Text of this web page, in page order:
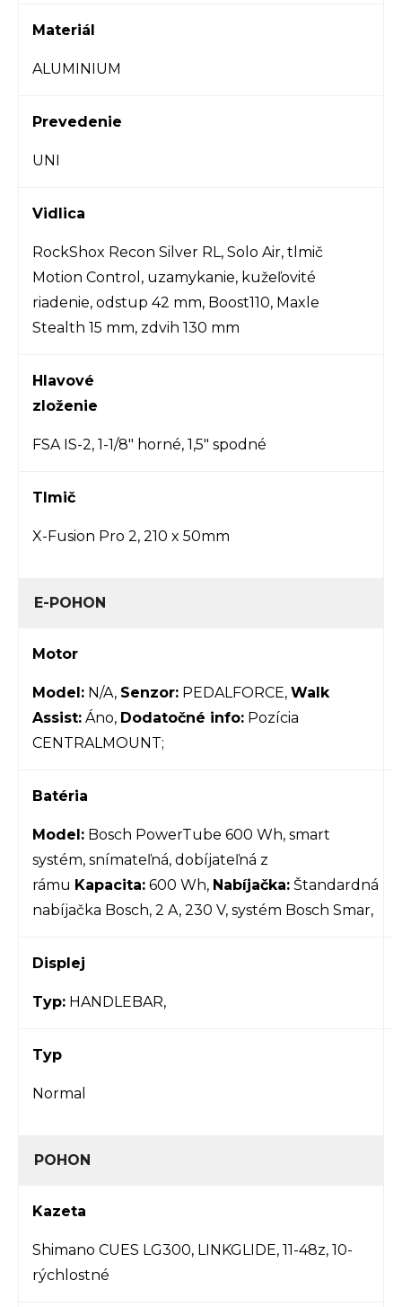
Materiál
ALUMINIUM
Prevedenie
UNI
Vidlica
RockShox Recon Silver RL, Solo Air, tlmič
Motion Control, uzamykanie, kužeľovité
riadenie, odstup 42 mm, Boost110, Maxle
Stealth 15 mm, zdvih 130 mm
Hlavové
zloženie
FSA IS-2, 1-1/8" horné, 1,5" spodné
Tlmič
X-Fusion Pro 2, 210 x 50mm
E-POHON
Motor
Model: N/A, Senzor: PEDALFORCE, Walk
Assist: Áno, Dodatočné info: Pozícia
CENTRALMOUNT;
Batéria
Model: Bosch PowerTube 600 Wh, smart
systém, snímateľná, dobíjateľná z
rámu Kapacita: 600 Wh, Nabíjačka: Štandardná
nabíjačka Bosch, 2 A, 230 V, systém Bosch Smar,
Displej
Typ: HANDLEBAR,
Typ
Normal
POHON
Kazeta
Shimano CUES LG300, LINKGLIDE, 11-48z, 10-
rýchlostné